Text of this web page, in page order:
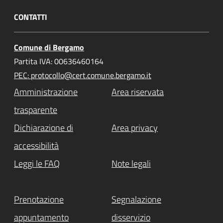
CONTATTI
Comune di Bergamo
Partita IVA: 00636460164
PEC: protocollo@cert.comune.bergamo.it
Amministrazione
trasparente
Area riservata
Dichiarazione di
accessibilità
Area privacy
Leggi le FAQ Note legali
Prenotazione
appuntamento
Segnalazione
disservizio